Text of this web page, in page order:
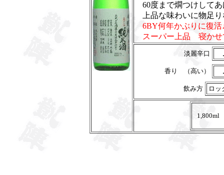
60度まで燗つけしてあ
上品な味わいに物足り
6BY何年かぶりに復活
スーパー上品 寝かせ
淡麗辛口 .
香り （高い） .
飲み方 ロッ
1,800ml